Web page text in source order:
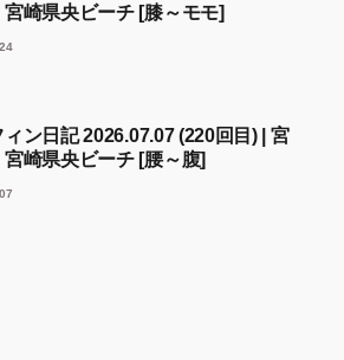
宮崎県央ビーチ [膝～モモ]
ン日記 2026.07.07 (220回目) | 宮
宮崎県央ビーチ [腰～腹]